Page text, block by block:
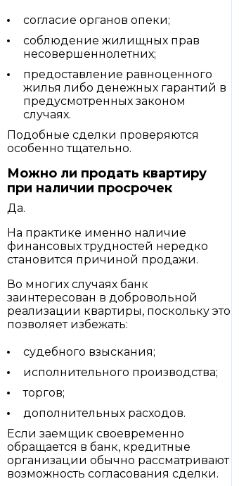
согласие органов опеки;
соблюдение жилищных прав
несовершеннолетних;
предоставление равноценного
жилья либо денежных гарантий в
предусмотренных законом
случаях.
Подобные сделки проверяются
особенно тщательно.
Можно ли продать квартиру
при наличии просрочек
Да.
На практике именно наличие
финансовых трудностей нередко
становится причиной продажи.
Во многих случаях банк
заинтересован в добровольной
реализации квартиры, поскольку это
позволяет избежать:
судебного взыскания;
исполнительного производства;
торгов;
дополнительных расходов.
Если заемщик своевременно
обращается в банк, кредитные
организации обычно рассматривают
возможность согласования сделки.